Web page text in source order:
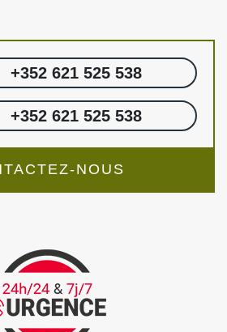
+352 621 525 538
+352 621 525 538
NOUS